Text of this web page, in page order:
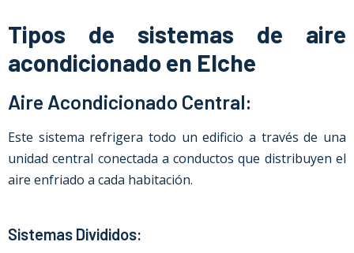
Tipos de sistemas de aire
acondicionado en Elche
Aire Acondicionado Central:
Este sistema refrigera todo un edificio a través de una
unidad central conectada a conductos que distribuyen el
aire enfriado a cada habitación.
Sistemas Divididos: